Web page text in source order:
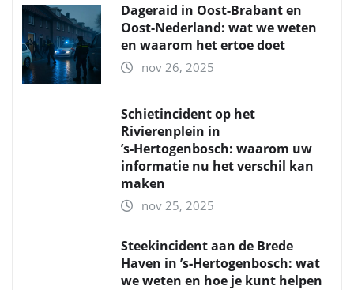
Dageraid in Oost-Brabant en
Oost-Nederland: wat we weten
en waarom het ertoe doet
nov 26, 2025
Schietincident op het
Rivierenplein in
’s‑Hertogenbosch: waarom uw
informatie nu het verschil kan
maken
nov 25, 2025
Steekincident aan de Brede
Haven in ’s‑Hertogenbosch: wat
we weten en hoe je kunt helpen